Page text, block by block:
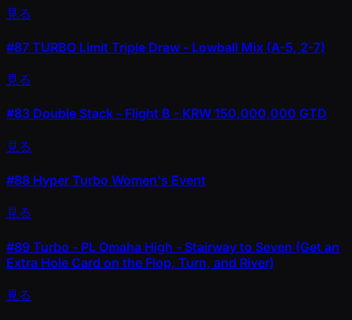
見る
#87 TURBO Limit Triple Draw - Lowball Mix (A-5, 2-7)
見る
#83 Double Stack - Flight B - KRW 150,000,000 GTD
見る
#88 Hyper Turbo Women's Event
見る
#89 Turbo - PL Omaha High - Stairway to Seven (Get an
Extra Hole Card on the Flop, Turn, and River)
見る